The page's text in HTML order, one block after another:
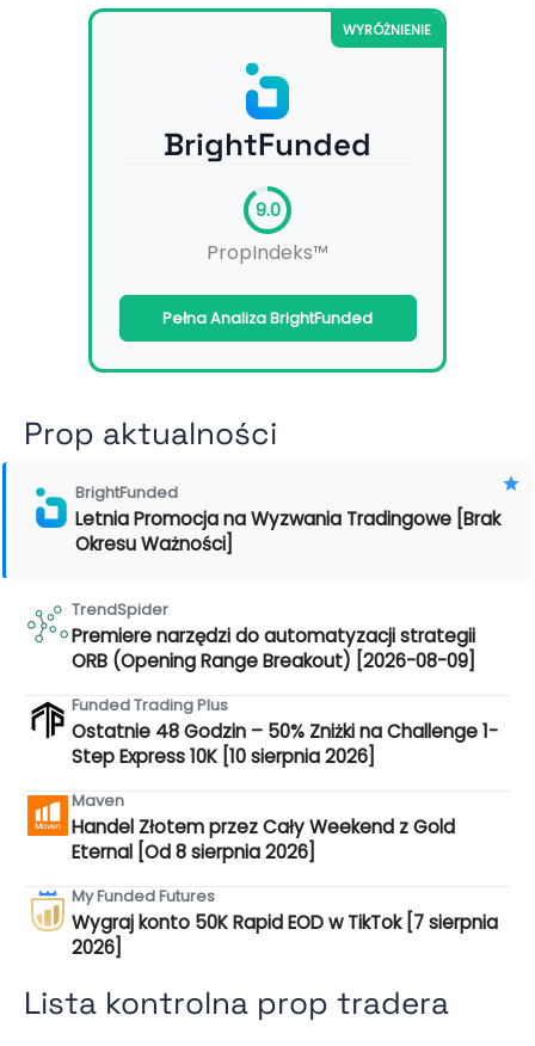
WYRÓŻNIENIE
BrightFunded
9.0
PropIndeks™
Pełna Analiza BrightFunded
Prop aktualności
BrightFunded
Letnia Promocja na Wyzwania Tradingowe [Brak
Okresu Ważności]
TrendSpider
Premiere narzędzi do automatyzacji strategii
ORB (Opening Range Breakout) [2026-08-09]
Funded Trading Plus
Ostatnie 48 Godzin – 50% Zniżki na Challenge 1-
Step Express 10K [10 sierpnia 2026]
Maven
Handel Złotem przez Cały Weekend z Gold
Eternal [Od 8 sierpnia 2026]
My Funded Futures
Wygraj konto 50K Rapid EOD w TikTok [7 sierpnia
2026]
Lista kontrolna prop tradera